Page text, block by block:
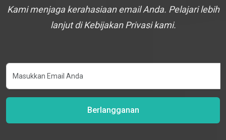
Kami menjaga kerahasiaan email Anda. Pelajari lebih
lanjut di Kebijakan Privasi kami.
Berlangganan